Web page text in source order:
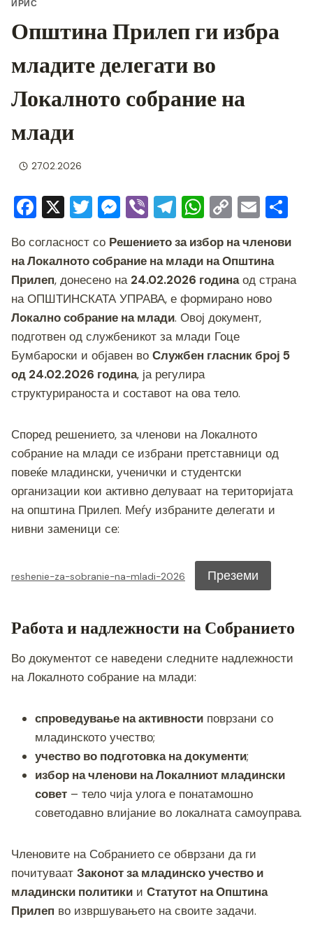
ИРИС
Општина Прилеп ги избра
младите делегати во
Локалното собрание на
млади
27.02.2026
F
c
e
b
o
o
k
X T
tt
er
M
ss
e
n
g
er
Vi
er
T
e
gr
a
m
W
at
s
A
p
p
C
p
y
Li
n
k
E
ai
l
ar
e
Во согласност со Решението за избор на членови
на Локалното собрание на млади на Општина
Прилеп, донесено на 24.02.2026 годинаод страна
на ОПШТИНСКАТА УПРАВА, е формирано ново
Локално собрание на млади. Овој документ,
подготвен од службеникот за млади Гоце
Бумбароски и објавен во Службен гласник број 5
од 24.02.2026 година, ја регулира
структурираноста и составот на ова тело.
Според решението, за членови на Локалното
собрание на млади се избрани претставници од
повеќе младински, ученички и студентски
организации кои активно делуваат на територијата
на општина Прилеп. Меѓу избраните делегати и
нивни заменици се:
reshenie-za-sobranie-na-mladi-2026 Преземи
Работа и надлежности на Собранието
Во документот се наведени следните надлежности
на Локалното собрание на млади:
спроведување на активности поврзани со
младинското учество;
учество во подготовка на документи;
избор на членови на Локалниот младински
совет – тело чија улога е понатамошно
советодавно влијание во локалната самоуправа.
Членовите на Собранието се обврзани да ги
почитуваат Законот за младинско учество и
младински политики и Статутот на Општина
Прилеп во извршувањето на своите задачи.